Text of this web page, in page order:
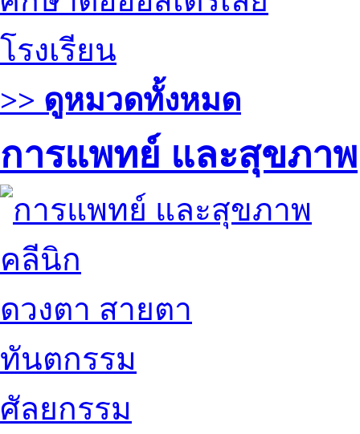
โรงเรียน
>> ดูหมวดทั้งหมด
การแพทย์ และสุขภาพ
คลีนิก
ดวงตา สายตา
ทันตกรรม
ศัลยกรรม